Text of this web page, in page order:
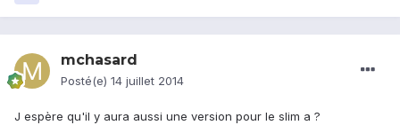
mchasard
Posté(e) 14 juillet 2014
J espère qu'il y aura aussi une version pour le slim a ?